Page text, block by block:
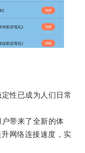
性已成为人们日常
带来了全新的体
网络连接速度，实